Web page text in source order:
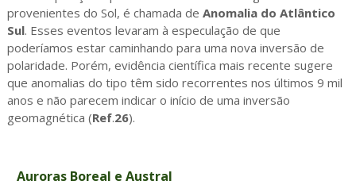
provenientes do Sol, é chamada de Anomalia do Atlântico
Sul. Esses eventos levaram à especulação de que
poderíamos estar caminhando para uma nova inversão de
polaridade. Porém, evidência científica mais recente sugere
que anomalias do tipo têm sido recorrentes nos últimos 9 mil
anos e não parecem indicar o início de uma inversão
geomagnética (Ref.26).
Auroras Boreal e Austral